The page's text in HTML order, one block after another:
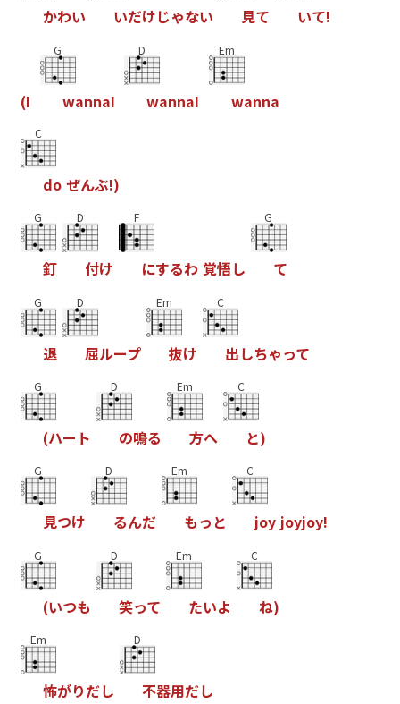
かわい いだけじゃない 見て いて!
(I
G
wannaI
D
wannaI
Em
wanna
C
do ぜんぶ!)
G
釘
D
付け
F
にするわ 覚悟し
G
て
G
退
D
屈ループ
Em
抜け
C
出しちゃって
G
(ハー ト
D
の鳴る
Em
方へ
C
と)
G
見つけ
D
るんだ
Em
もっ と
C
joy joyjoy!
G
(いつも
D
笑って
Em
たいよ
C
ね)
Em
怖がりだし
D
不器用だし